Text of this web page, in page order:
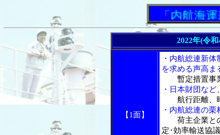
「内航海運新
2022年(令
【1面】
・内航総連新
を求める声高ま
暫定措置事
・日本財団な
航行距離、
・内航総連の
荷主企業と
定･効率輸送協